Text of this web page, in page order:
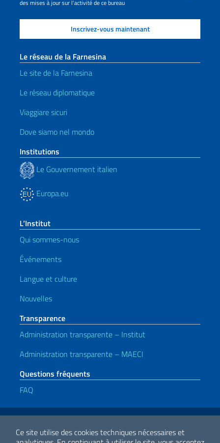
Ce site utilise des cookies techniques nécessaires et
des mises à jour sur l'activité de ce bureau
Le réseau de la Farnesina
Le site de la Farnesina
Le réseau diplomatique
Viaggiare sicuri
Dove siamo nel mondo
Institutions
Le Gouvernement italien
Europa.eu
L’Institut
Qui sommes-nous
Événements
Langue et culture
Nouvelles
Transparence
Administration transparente – Institut
Administration transparente – MAECI
Questions fréquents
FAQ
Liens utiles